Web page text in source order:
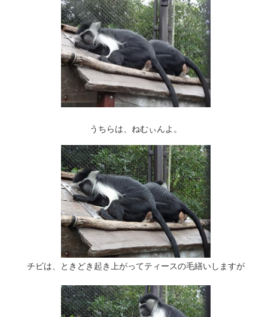
うちらは、ねむぃんよ。
チビは、ときどき起き上がってティースの毛繕いしますが